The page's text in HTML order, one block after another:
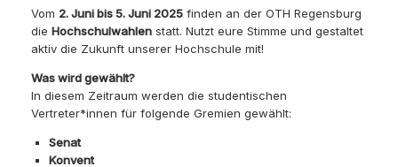
Vom 2. Juni bis 5. Juni 2025 finden an der OTH Regensburg
die Hochschulwahlen statt. Nutzt eure Stimme und gestaltet
aktiv die Zukunft unserer Hochschule mit!
Was wird gewählt?
In diesem Zeitraum werden die studentischen
Vertreter*innen für folgende Gremien gewählt:
Senat
Konvent